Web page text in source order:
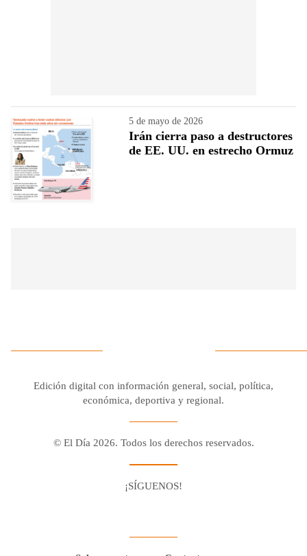
5 de mayo de 2026
Irán cierra paso a destructores
de EE. UU. en estrecho Ormuz
Edición digital con información general, social, política,
económica, deportiva y regional.
© El Día 2026. Todos los derechos reservados.
¡SÍGUENOS!